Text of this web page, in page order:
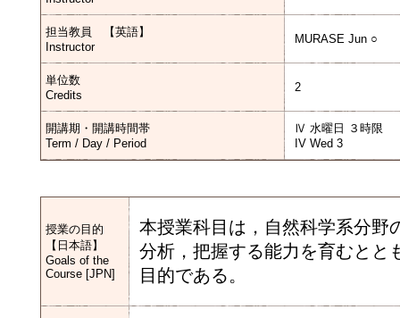
担当教員 【英語】
Instructor
MURASE Jun ○
単位数
Credits
2
開講期・開講時間帯
Term / Day / Period
Ⅳ 水曜日 ３時限
IV Wed 3
授業の目的
【日本語】
Goals of the
Course [JPN]
本授業科目は，自然科学系分野
分析，把握する能力を育むとと
目的である。